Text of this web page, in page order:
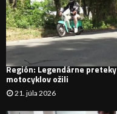
:
Región: Legendárne preteky
motocyklov ožili
21. júla 2026